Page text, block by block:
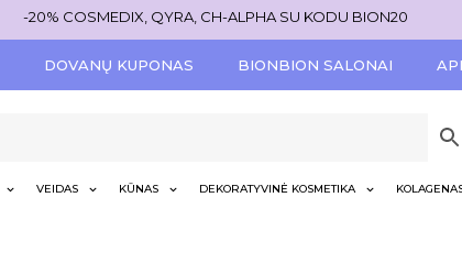
-20% COSMEDIX, QYRA, CH-ALPHA SU KODU BION20
DOVANŲ KUPONAS BIONBION SALONAI
VEIDAS KŪNAS DEKORATYVINĖ KOSMETIKA